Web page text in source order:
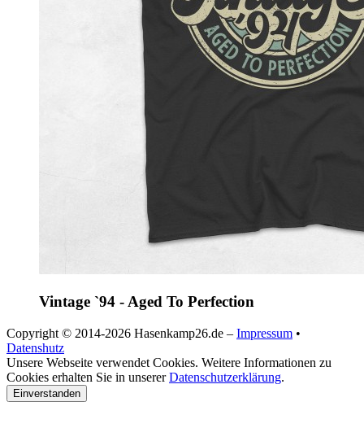
Vintage `94 - Aged To Perfection
Copyright © 2014-2026 Hasenkamp26.de – Impressum •
Datenshutz
Unsere Webseite verwendet Cookies. Weitere Informationen zu
Cookies erhalten Sie in unsererDatenschutzerklärung.
Einverstanden